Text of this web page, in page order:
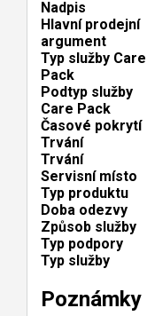
Nadpis
Hlavní prodejní
argument
Typ služby Care
Pack
Podtyp služby
Care Pack
Časové pokrytí
Trvání
Trvání
Servisní místo
Typ produktu
Doba odezvy
Způsob služby
Typ podpory
Typ služby